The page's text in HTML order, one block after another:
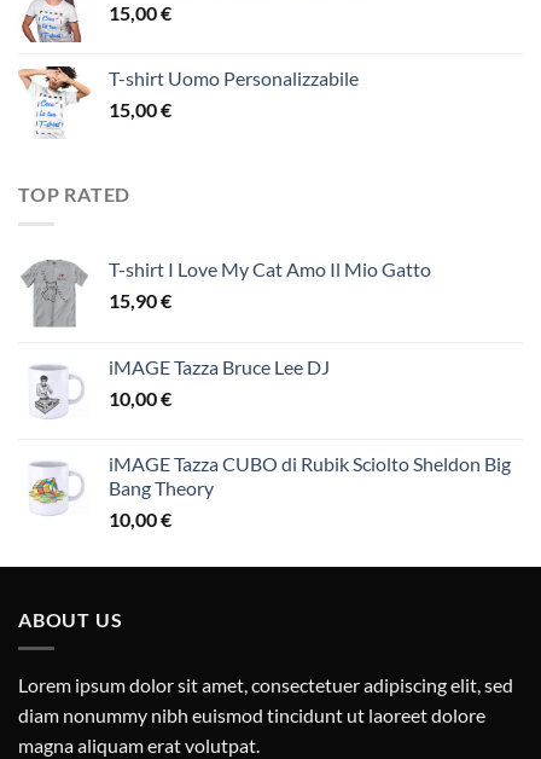
15,00€
T-shirt Uomo Personalizzabile
15,00€
TOP RATED
T-shirt I Love My Cat Amo Il Mio Gatto
15,90€
iMAGE Tazza Bruce Lee DJ
10,00€
iMAGE Tazza CUBO di Rubik Sciolto Sheldon Big
Bang Theory
10,00€
ABOUT US
Lorem ipsum dolor sit amet, consectetuer adipiscing elit, sed
diam nonummy nibh euismod tincidunt ut laoreet dolore
magna aliquam erat volutpat.